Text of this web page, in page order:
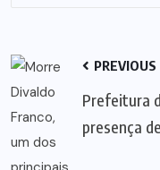
PREVIOUS
Prefeitura
presença